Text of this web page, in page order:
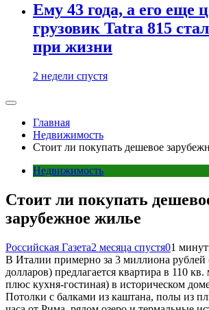
Ему 43 года, а его еще
грузовик Tatra 815
при жизни
2 недели спустя
Главная
Недвижимость
Стоит ли покупать дешевое
Недвижимость
Стоит ли покупать
зарубежное жилье
Российская Газета2 месяца спустя01
В Италии примерно за 3 миллиона рублей
долларов) предлагается квартира в 110
плюс кухня-гостиная) в историческом
Потолки с балками из каштана, полы из